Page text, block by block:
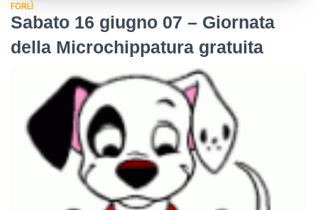
FORLÌ
Sabato 16 giugno 07 – Giornata
della Microchippatura gratuita